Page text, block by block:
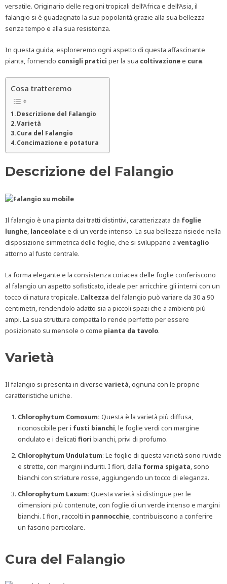
versatile. Originario delle regioni tropicali dell’Africa e dell’Asia, il
falangio si è guadagnato la sua popolarità grazie alla sua bellezza
senza tempo e alla sua resistenza.
In questa guida, esploreremo ogni aspetto di questa affascinante
pianta, fornendo consigli pratici per la sua coltivazionee cura.
Cosa tratteremo
Descrizione del Falangio
Varietà
Cura del Falangio
Concimazione e potatura
Descrizione del Falangio
Il falangio è una pianta dai tratti distintivi, caratterizzata da foglie
lunghe, lanceolatee di un verde intenso. La sua bellezza risiede nella
disposizione simmetrica delle foglie, che si sviluppano a ventaglio
attorno al fusto centrale.
La forma elegante e la consistenza coriacea delle foglie conferiscono
al falangio un aspetto sofisticato, ideale per arricchire gli interni con un
tocco di natura tropicale. L’altezza del falangio può variare da 30 a 90
centimetri, rendendolo adatto sia a piccoli spazi che a ambienti più
ampi. La sua struttura compatta lo rende perfetto per essere
posizionato su mensole o come pianta da tavolo.
Varietà
Il falangio si presenta in diverse varietà, ognuna con le proprie
caratteristiche uniche.
Chlorophytum Comosum: Questa è la varietà più diffusa,
riconoscibile per i fusti bianchi, le foglie verdi con margine
ondulato e i delicati fiori bianchi, privi di profumo.
Chlorophytum Undulatum: Le foglie di questa varietà sono ruvide
e strette, con margini induriti. I fiori, dalla forma spigata, sono
bianchi con striature rosse, aggiungendo un tocco di eleganza.
Chlorophytum Laxum: Questa varietà si distingue per le
dimensioni più contenute, con foglie di un verde intenso e margini
bianchi. I fiori, raccolti in pannocchie, contribuiscono a conferire
un fascino particolare.
Cura del Falangio